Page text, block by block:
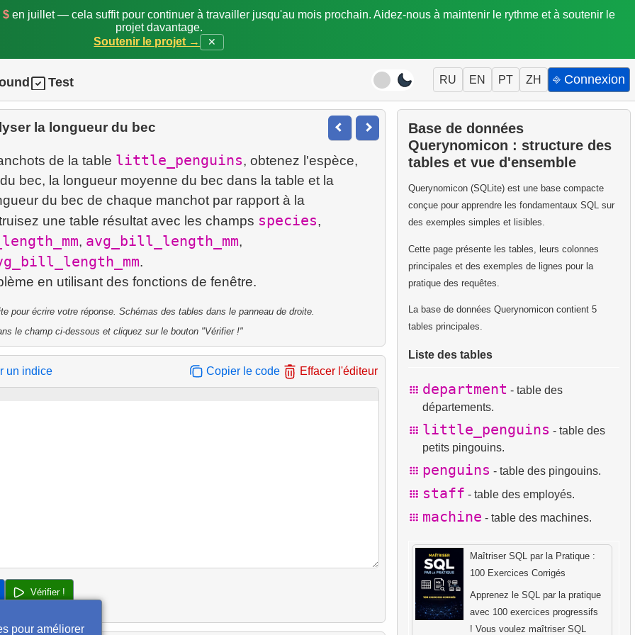
$en juillet — cela suffit pour continuer à travailler jusqu'au mois prochain. Aidez-nous à maintenir le rythme et à soutenir le
projet davantage.
Soutenir le projet →
✕
Test RU EN PT ZH ⎆ Connexion
la longueur du bec
de la table little_penguins, obtenez l'espèce,
bec, la longueur moyenne du bec dans la table et la
du bec de chaque manchot par rapport à la
une table résultat avec les champs species,
, avg_bill_length_mm,
.
pour écrire votre réponse. Schémas des tables dans le panneau de droite.
le champ ci-dessous et cliquez sur le bouton "Vérifier !"
un indice Copier le code Effacer l'éditeur
Vérifier !
Base de données
Querynomicon : structure des
tables et vue d'ensemble
Querynomicon (SQLite) est une base compacte
conçue pour apprendre les fondamentaux SQL sur
des exemples simples et lisibles.
Cette page présente les tables, leurs colonnes
principales et des exemples de lignes pour la
pratique des requêtes.
La base de données Querynomicon contient 5
tables principales.
Liste des tables
department - table des
départements.
little_penguins - table des
petits pingouins.
penguins - table des pingouins.
staff - table des employés.
machine - table des machines.
Maîtriser SQL par la Pratique :
100 Exercices Corrigés
Apprenez le SQL par la pratique
avec 100 exercices progressifs
! Vous voulez maîtriser SQL
pour améliorer